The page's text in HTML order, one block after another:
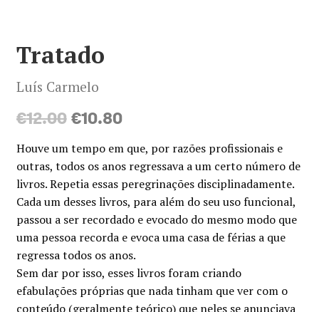
Tratado
Luís Carmelo
€12.00 O
preço
original
era:
€12.00.
€10.80O
preço
atual
é:
€10.80.
Houve um tempo em que, por razões profissionais e
outras, todos os anos regressava a um certo número de
livros. Repetia essas pe­regrinações disciplinadamente.
Cada um desses livros, para além do seu uso funcional,
passou a ser recordado e evocado do mesmo modo que
uma pessoa recorda e evoca uma casa de férias a que
regressa todos os anos.
Sem dar por isso, esses livros foram criando
efabulações próprias que nada tinham que ver com o
conteúdo (geralmente teórico) que neles se anunciava